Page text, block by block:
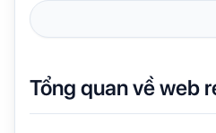
Tổng quan về web